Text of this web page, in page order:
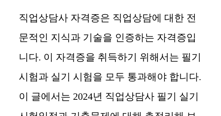
직업상담사 자격증은 직업상담에 대한 전
문적인 지식과 기술을 인증하는 자격증입
니다. 이 자격증을 취득하기 위해서는 필기
시험과 실기 시험을 모두 통과해야 합니다.
이 글에서는 2024년 직업상담사 필기 실기